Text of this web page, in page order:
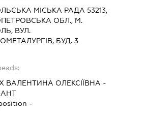
МІСЬКА РАДА 53213,
ОБЛ., М.
ВУЛ.
БУД. 3
ВАЛЕНТИНА ОЛЕКСІЇВНА -
-